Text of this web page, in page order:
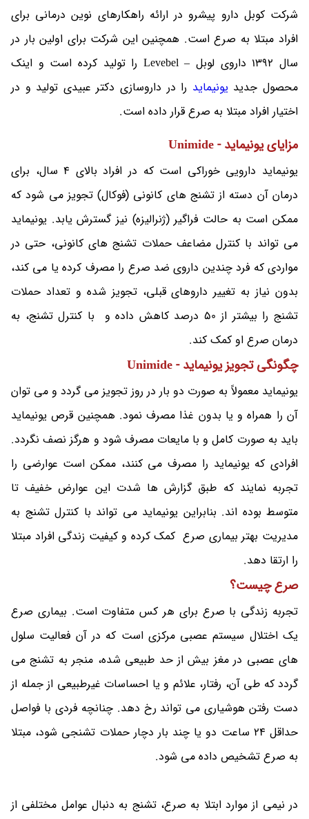
شرکت کوبل دارو پیشرو در ارائه راهکارهای نوین درمانی برای
افراد مبتلا به صرع است. همچنین این شرکت برای اولین بار در
سال 1392 داروی لوبل – Levebel را تولید کرده است و اینک
محصول جدید یونیماید را در داروسازی دکتر عبیدی تولید و در
اختیار افراد مبتلا به صرع قرار داده است.
مزایای یونیماید - Unimide
یونیماید دارویی خوراکی است که در افراد بالای 4 سال، برای
درمان آن دسته از تشنج های کانونی (فوکال) تجویز می شود که
ممکن است به حالت فراگیر (ژنرالیزه) نیز گسترش یابد. یونیماید
می تواند با کنترل مضاعف حملات تشنج های کانونی، حتی در
مواردی که فرد چندین داروی ضد صرع را مصرف کرده یا می کند،
بدون نیاز به تغییر داروهای قبلی، تجویز شده و تعداد حملات
تشنج را بیشتر از 50 درصد کاهش داده و با کنترل تشنج، به
درمان صرع او کمک کند.
چگونگی تجویز یونیماید - Unimide
یونیماید معمولاً به صورت دو بار در روز تجویز می گردد و می توان
آن را همراه و یا بدون غذا مصرف نمود. همچنین قرص یونیماید
باید به صورت کامل و با مایعات مصرف شود و هرگز نصف نگردد.
افرادی که یونیماید را مصرف می کنند، ممکن است عوارضی را
تجربه نمایند که طبق گزارش ها شدت این عوارض خفیف تا
متوسط بوده اند. بنابراین یونیماید می تواند با کنترل تشنج به
مدیریت بهتر بیماری صرع کمک کرده و کیفیت زندگی افراد مبتلا
را ارتقا دهد.
صرع چیست؟
تجربه زندگی با صرع برای هر کس متفاوت است. بیماری صرع
یک اختلال سیستم عصبی مرکزی است که در آن فعالیت سلول
های عصبی در مغز بیش از حد طبیعی شده، منجر به تشنج می
گردد که طی آن، رفتار، علائم و یا احساسات غیرطبیعی از جمله از
دست رفتن هوشیاری می تواند رخ دهد. چنانچه فردی با فواصل
حداقل 24 ساعت دو یا چند بار دچار حملات تشنجی شود، مبتلا
به صرع تشخیص داده می شود.
در نیمی از موارد ابتلا به صرع، تشنج به دنبال عوامل مختلفی از